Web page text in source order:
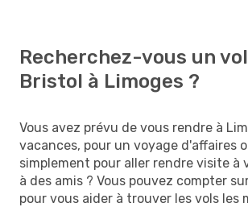
Recherchez-vous un
Bristol à Limoges ?
Vous avez prévu de vous rendre à
vacances, pour un voyage d'affaires
simplement pour aller rendre visite à
à des amis ? Vous pouvez compter
pour vous aider à trouver les vols les